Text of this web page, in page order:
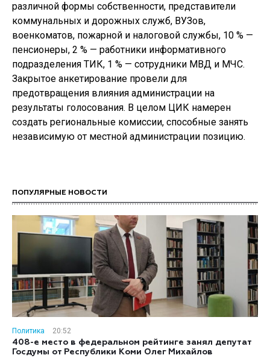
различной формы собственности, представители
коммунальных и дорожных служб, ВУЗов,
военкоматов, пожарной и налоговой службы, 10 % —
пенсионеры, 2 % — работники информативного
подразделения ТИК, 1 % — сотрудники МВД и МЧС.
Закрытое анкетирование провели для
предотвращения влияния администрации на
результаты голосования. В целом ЦИК намерен
создать региональные комиссии, способные занять
независимую от местной администрации позицию.
ПОПУЛЯРНЫЕ НОВОСТИ
Политика
20:52
408-е место в федеральном рейтинге занял депутат
Госдумы от Республики Коми Олег Михайлов